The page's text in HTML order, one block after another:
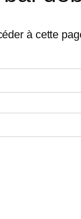
à cette